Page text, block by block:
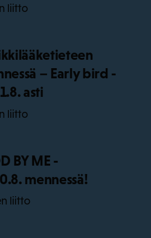
liitto
– Early bird -
asti
liitto
BY ME -
mennessä!
liitto